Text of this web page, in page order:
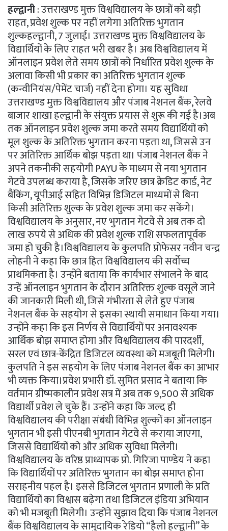
हल्द्वानी: उत्तराखण्ड मुक्त विश्वविद्यालय के छात्रों को बड़ी
राहत, प्रवेश शुल्क पर नहीं लगेगा अतिरिक्त भुगतान
शुल्कहल्द्वानी, 7 जुलाई। उत्तराखण्ड मुक्त विश्वविद्यालय के
विद्यार्थियों के लिए राहत भरी खबर है। अब विश्वविद्यालय में
ऑनलाइन प्रवेश लेते समय छात्रों को निर्धारित प्रवेश शुल्क के
अलावा किसी भी प्रकार का अतिरिक्त भुगतान शुल्क
(कन्वीनियंस/पेमेंट चार्ज) नहीं देना होगा। यह सुविधा
उत्तराखण्ड मुक्त विश्वविद्यालय और पंजाब नेशनल बैंक, रेलवे
बाजार शाखा हल्द्वानी के संयुक्त प्रयास से शुरू की गई है।अब
तक ऑनलाइन प्रवेश शुल्क जमा करते समय विद्यार्थियों को
मूल शुल्क के अतिरिक्त भुगतान करना पड़ता था, जिससे उन
पर अतिरिक्त आर्थिक बोझ पड़ता था। पंजाब नेशनल बैंक ने
अपने तकनीकी सहयोगी PAYU के माध्यम से नया भुगतान
गेटवे उपलब्ध कराया है, जिसके जरिए छात्र क्रेडिट कार्ड, नेट
बैंकिंग, यूपीआई सहित विभिन्न डिजिटल माध्यमों से बिना
किसी अतिरिक्त शुल्क के प्रवेश शुल्क जमा कर सकेंगे।
विश्वविद्यालय के अनुसार, नए भुगतान गेटवे से अब तक दो
लाख रुपये से अधिक की प्रवेश शुल्क राशि सफलतापूर्वक
जमा हो चुकी है।विश्वविद्यालय के कुलपति प्रोफेसर नवीन चन्द्र
लोहनी ने कहा कि छात्र हित विश्वविद्यालय की सर्वोच्च
प्राथमिकता है। उन्होंने बताया कि कार्यभार संभालने के बाद
उन्हें ऑनलाइन भुगतान के दौरान अतिरिक्त शुल्क वसूले जाने
की जानकारी मिली थी, जिसे गंभीरता से लेते हुए पंजाब
नेशनल बैंक के सहयोग से इसका स्थायी समाधान किया गया।
उन्होंने कहा कि इस निर्णय से विद्यार्थियों पर अनावश्यक
आर्थिक बोझ समाप्त होगा और विश्वविद्यालय की पारदर्शी,
सरल एवं छात्र-केंद्रित डिजिटल व्यवस्था को मजबूती मिलेगी।
कुलपति ने इस सहयोग के लिए पंजाब नेशनल बैंक का आभार
भी व्यक्त किया।प्रवेश प्रभारी डॉ. सुमित प्रसाद ने बताया कि
वर्तमान ग्रीष्मकालीन प्रवेश सत्र में अब तक 9,500 से अधिक
विद्यार्थी प्रवेश ले चुके हैं। उन्होंने कहा कि जल्द ही
विश्वविद्यालय की परीक्षा संबंधी विभिन्न शुल्कों का ऑनलाइन
भुगतान भी इसी पीएनबी भुगतान गेटवे से कराया जाएगा,
जिससे विद्यार्थियों को और अधिक सुविधा मिलेगी।
विश्वविद्यालय के वरिष्ठ प्राध्यापक प्रो. गिरिजा पाण्डेय ने कहा
कि विद्यार्थियों पर अतिरिक्त भुगतान का बोझ समाप्त होना
सराहनीय पहल है। इससे डिजिटल भुगतान प्रणाली के प्रति
विद्यार्थियों का विश्वास बढ़ेगा तथा डिजिटल इंडिया अभियान
को भी मजबूती मिलेगी। उन्होंने सुझाव दिया कि पंजाब नेशनल
बैंक विश्वविद्यालय के सामुदायिक रेडियो “हैलो हल्द्वानी” के